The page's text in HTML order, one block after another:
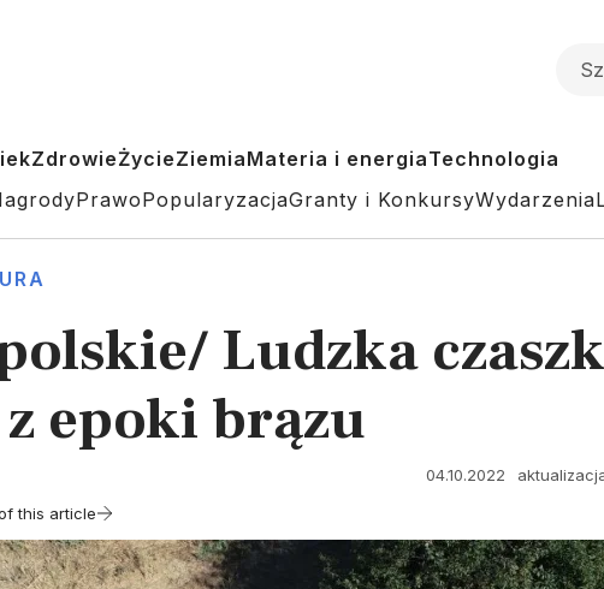
ZdrowieŻycieZiemiaMateria i energiaTechnologia
PrawoPopularyzacjaGranty i KonkursyWydarzenia
Ludzka
epoki brązu
04.10.2022
this article